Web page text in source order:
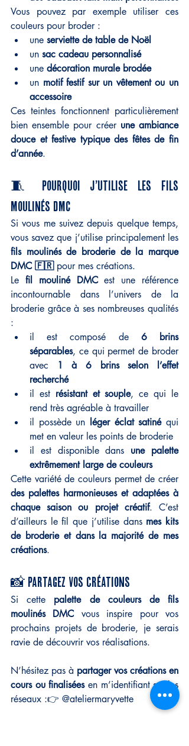
Vous pouvez par exemple utiliser ces
couleurs pour broder :
une serviette de table de Noël
un sac cadeau personnalisé
une décoration murale brodée
un motif festif sur un vêtement ou un
accessoire
Ces teintes fonctionnent particulièrement
bien ensemble pour créer une ambiance
douce et festive typique des fêtes de fin
d’année.
🧵 Pourquoi j’utilise les fils
moulinés DMC
Si vous me suivez depuis quelque temps,
fils moulinés de broderie de la marque
DMC 🇫🇷 pour mes créations.
Le fil mouliné DMC est une référence
incontournable dans l’univers de la
broderie grâce à ses nombreuses qualités
:
il est composé de 6 brins
séparables, ce qui permet de broder
avec
1 à 6 brins selon l’effet
recherché
il est résistant et souple, ce qui le
rend très agréable à travailler
il possède un léger éclat satiné qui
met en valeur les points de broderie
il est disponible dans une palette
extrêmement large de couleurs
Cette variété de couleurs permet de créer
des palettes harmonieuses et adaptées à
chaque saison ou projet créatif. C’est
d’ailleurs le fil que j’utilise dans mes kits
de broderie et dans la majorité de mes
créations.
📸 Partagez vos créations
Si cette palette de couleurs de fils
moulinés DMC vous inspire pour vos
prochains projets de broderie, je serais
ravie de découvrir vos réalisations.
N’hésitez pas à partager vos créations en
cours ou finalisées en m’identifiant sur les
réseaux :👉 @ateliermaryvette